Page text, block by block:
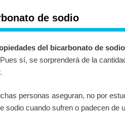
de sodio
del bicarbonato de sodio
sí, se sorprenderá de la
personas aseguran, no por
sodio cuando sufren o padecen de